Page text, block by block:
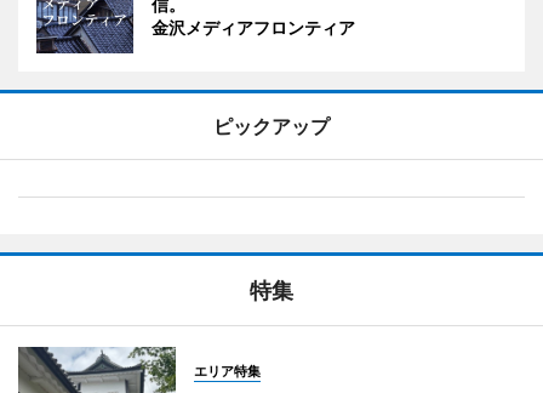
信。
金沢メディアフロンティア
ピックアップ
特集
エリア特集